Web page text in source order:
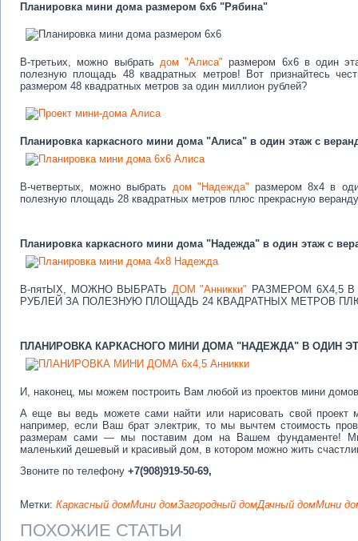
Планировка мини дома размером 6х6 "Рябина"
В-третьих, можно выбрать дом "Алиса" размером 6х6 в один
полезную площадь 48 квадратных метров! Вот признайтесь
размером 48 квадратных метров за один миллион рублей?
Планировка каркасного мини дома "Алиса" в один этаж с
В-четвертых, можно выбрать дом "Надежда" размером 8х4 в
полезную площадь 28 квадратных метров плюс прекрасную
Планировка каркасного мини дома "Надежда" в один этаж с
В-пятЫХ, МОЖНО ВЫБРАТЬ ДОМ "Анникки" РАЗМЕРОМ 6Х4,5
РУБЛЕЙ ЗА ПОЛЕЗНУЮ ПЛОЩАДЬ 24 КВАДРАТНЫХ МЕТРОВ
ПЛАНИРОВКА КАРКАСНОГО МИНИ ДОМА "НАДЕЖДА" В ОДИН
И, наконец, мы можем построить Вам любой из проектов мини
А еще вы ведь можете сами найти или нарисовать свой проект
например, если Ваш брат электрик, то мы вычтем стоимость
размерам сами — мы поставим дом на Вашем фундаменте!
маленький дешевый и красивый дом, в котором можно жить
Звоните по телефону +7(908)919-50-69,
Метки: Каркасный домМини домЗагородный домДачный домМини
ПОХОЖИЕ СТАТЬИ